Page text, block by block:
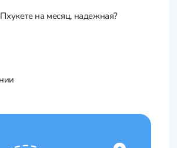
на месяц, надежная?